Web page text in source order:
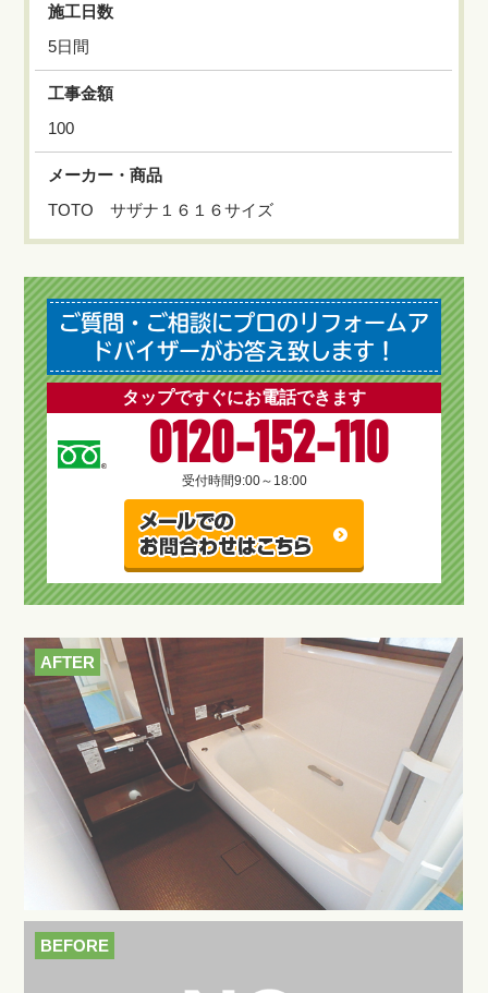
施工日数
5日間
工事金額
100
メーカー・商品
TOTO サザナ１６１６サイズ
ご質問・ご相談にプロのリフォームア
ドバイザーがお答え致します！
タップですぐにお電話できます
0120-152-110
受付時間9:00～18:00
AFTER
BEFORE